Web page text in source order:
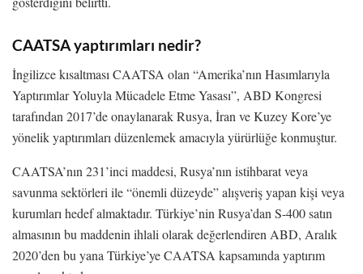
CAATSA yaptırımları nedir?
İngilizce kısaltması CAATSA olan “Amerika’nın Hasımlarıyla
Yaptırımlar Yoluyla Mücadele Etme Yasası”, ABD Kongresi
tarafından 2017’de onaylanarak Rusya, İran ve Kuzey Kore’ye
yönelik yaptırımları düzenlemek amacıyla yürürlüğe konmuştur.
CAATSA’nın 231’inci maddesi, Rusya’nın istihbarat veya
savunma sektörleri ile “önemli düzeyde” alışveriş yapan kişi veya
kurumları hedef almaktadır. Türkiye’nin Rusya’dan S-400 satın
almasının bu maddenin ihlali olarak değerlendiren ABD, Aralık
2020’den bu yana Türkiye’ye CAATSA kapsamında yaptırım